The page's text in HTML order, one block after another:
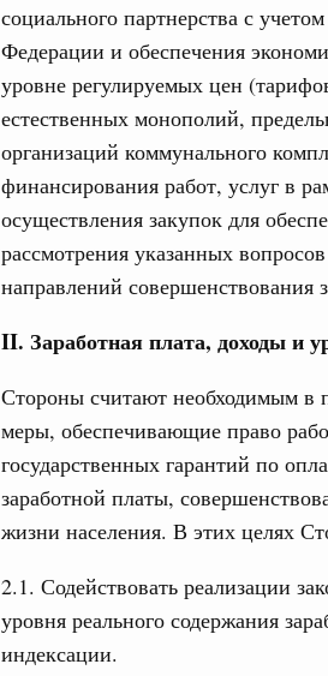
социального партнерства с
Федерации и обеспечения
уровне регулируемых цен
естественных монополий,
организаций коммунального
финансирования работ, услуг в
осуществления закупок для
рассмотрения указанных
направлений совершенствования
II. Заработная плата, доходы и
Стороны считают необходимым в
меры, обеспечивающие право
государственных гарантий по
заработной платы,
жизни населения. В этих целях
2.1. Содействовать реализации
уровня реального содержания
индексации.